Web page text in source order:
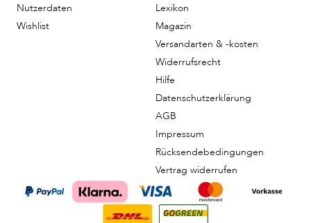
Nutzerdaten
Wishlist
Lexikon
Magazin
Versandarten & -kosten
Widerrufsrecht
Hilfe
Datenschutzerklärung
AGB
Impressum
Rücksendebedingungen
Vertrag widerrufen